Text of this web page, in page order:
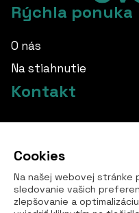
Rýchla ponuka
O nás
Na stiahnutie
Kontakt
+420 724 760 650
Všetky kontakty
Cookies
Na našej webovej stránke
sledovanie vašich
zlepšovanie a